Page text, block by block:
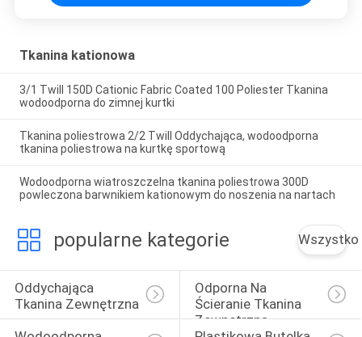
Tkanina kationowa
3/1 Twill 150D Cationic Fabric Coated 100 Poliester Tkanina
wodoodporna do zimnej kurtki
Tkanina poliestrowa 2/2 Twill Oddychająca, wodoodporna
tkanina poliestrowa na kurtkę sportową
Wodoodporna wiatroszczelna tkanina poliestrowa 300D
powleczona barwnikiem kationowym do noszenia na nartach
popularne kategorie Wszystko
Oddychająca
Tkanina Zewnętrzna
Odporna Na
Ścieranie Tkanina
Zewnętrzna